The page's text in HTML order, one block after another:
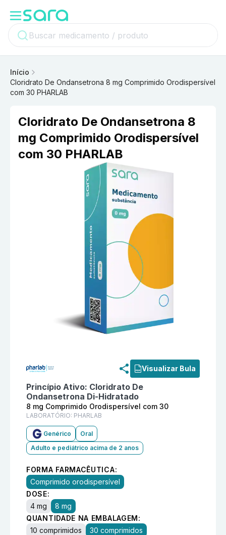
Início
Cloridrato De Ondansetrona 8 mg Comprimido Orodispersível
com 30 PHARLAB
Cloridrato De Ondansetrona 8
mg Comprimido Orodispersível
com 30 PHARLAB
Visualizar Bula
Princípio Ativo: Cloridrato De
Ondansetrona Di-Hidratado
8 mg Comprimido Orodispersível com 30
LABORATÓRIO: PHARLAB
Genérico
Oral
Adulto e pediátrico acima de 2 anos
FORMA FARMACÊUTICA:
Comprimido orodispersível
DOSE:
4 mg
8 mg
QUANTIDADE NA EMBALAGEM:
10 comprimidos
30 comprimidos